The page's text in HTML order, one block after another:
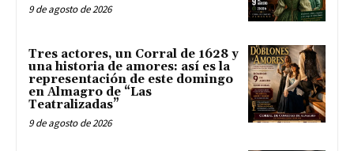
9 de agosto de 2026
Tres actores, un Corral de 1628 y
una historia de amores: así es la
representación de este domingo
en Almagro de “Las
Teatralizadas”
9 de agosto de 2026